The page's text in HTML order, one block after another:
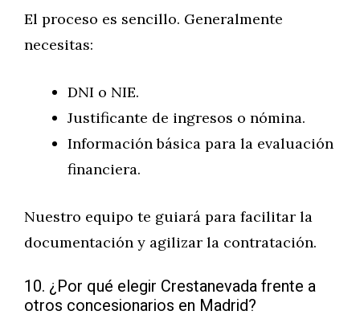
El proceso es sencillo. Generalmente
necesitas:
DNI o NIE.
Justificante de ingresos o nómina.
Información básica para la evaluación
financiera.
Nuestro equipo te guiará para facilitar la
documentación y agilizar la contratación.
10. ¿Por qué elegir Crestanevada frente a
otros concesionarios en Madrid?